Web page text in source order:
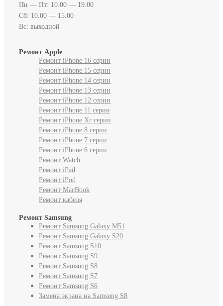
Пн — Пт: 10.00 — 19.00
Сб: 10.00 — 15.00
Вс: выходной
Ремонт Apple
Ремонт iPhone 16 серии
Ремонт iPhone 15 серии
Ремонт iPhone 14 серии
Ремонт iPhone 13 серии
Ремонт iPhone 12 серии
Ремонт iPhone 11 серии
Ремонт iPhone Xr серии
Ремонт iPhone 8 серии
Ремонт iPhone 7 серии
Ремонт iPhone 6 серии
Ремонт Watch
Ремонт iPad
Ремонт iPod
Ремонт MacBook
Ремонт кабеля
Ремонт Samsung
Ремонт Samsung Galaxy M51
Ремонт Samsung Galaxy S20
Ремонт Samsung S10
Ремонт Samsung S9
Ремонт Samsung S8
Ремонт Samsung S7
Ремонт Samsung S6
Замена экрана на Samsung S8